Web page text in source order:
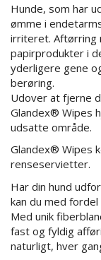
Hunde, som har
ømme i
irriteret. Aftørring
papirprodukter i
yderligere gene
berøring.
Udover at fjerne
Glandex® Wipes
udsatte område.
Glandex® Wipes
renseservietter.
Har din hund
kan du med
Med unik
fast og fyldig
naturligt, hver